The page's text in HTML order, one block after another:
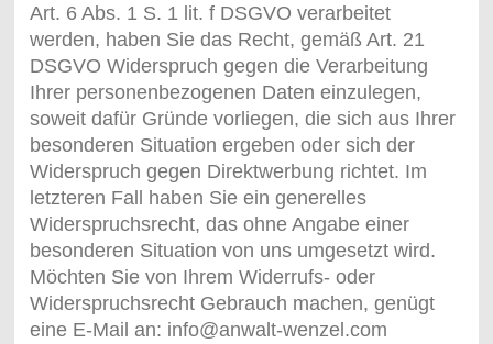
Art. 6 Abs. 1 S. 1 lit. f DSGVO verarbeitet
werden, haben Sie das Recht, gemäß Art. 21
DSGVO Widerspruch gegen die Verarbeitung
Ihrer personenbezogenen Daten einzulegen,
soweit dafür Gründe vorliegen, die sich aus Ihrer
besonderen Situation ergeben oder sich der
Widerspruch gegen Direktwerbung richtet. Im
letzteren Fall haben Sie ein generelles
Widerspruchsrecht, das ohne Angabe einer
besonderen Situation von uns umgesetzt wird.
Möchten Sie von Ihrem Widerrufs- oder
Widerspruchsrecht Gebrauch machen, genügt
eine E-Mail an: info@anwalt-wenzel.com